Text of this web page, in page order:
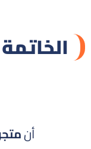
الخاتمة
أن